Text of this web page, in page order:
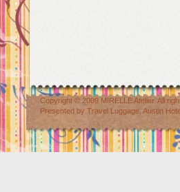
Copyright © 2009 MIRELLE Atelier. All
Presented by Travel Luggage Austin